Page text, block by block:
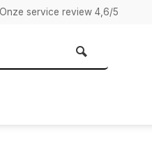
Onze service review 4,6/5